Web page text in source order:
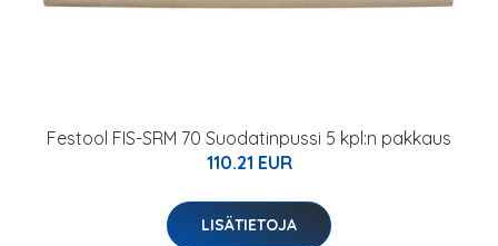
Festool FIS-SRM 70 Suodatinpussi 5 kpl:n pakkaus
110.21 EUR
LISÄTIETOJA